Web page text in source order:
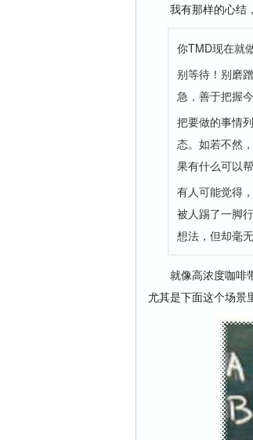
我有那样的心结，
你TMD现在就
别等待！别磨
急，善于把握今
把要做的事情
态。如若不然
果有什么可以
有人可能觉得
被人踢了一脚
想法，但却毫
就像高浓度咖啡带
尤其是下面这个场景